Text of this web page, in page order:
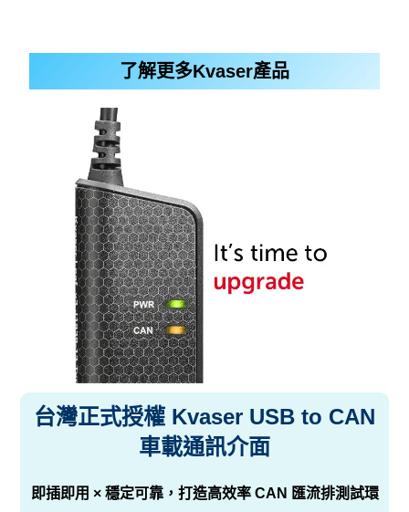
了解更多Kvaser產品
台灣正式授權 Kvaser USB to CAN
車載通訊介面
即插即用 × 穩定可靠，打造高效率 CAN 匯流排測試環